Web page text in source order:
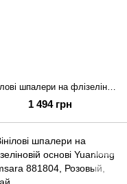
Вінілові шпалери на флізеліновій основі Yuanlong Samsara 881806
1 494 грн